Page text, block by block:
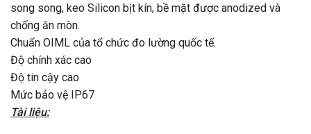
song song, keo Silicon bịt kín, bề mặt được anodized và
chống ăn mòn.
Chuẩn OIML của tổ chức đo lường quốc tế.
Độ chính xác cao
Độ tin cậy cao
Mức bảo vệ IP67
Tài liệu: